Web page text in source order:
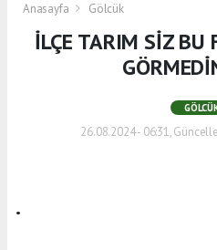
Anasayfa Gölcük
İLÇE TARIM SİZ BU
26.08.2024 - 06:31,
.